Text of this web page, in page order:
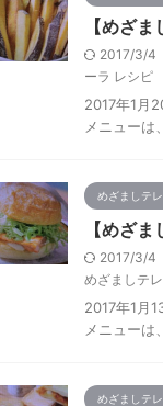
【めざ
2017/3/4
ーラ レシピ
2017年1月
メニューは
めざましテ
【めざ
2017/3/4
めざましテ
2017年1月
メニューは
めざましテ